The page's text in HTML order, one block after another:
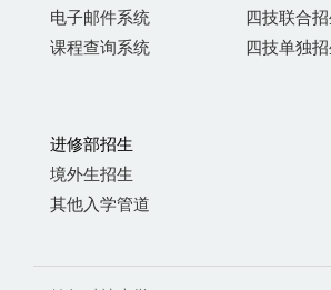
电子邮件系统
课程查询系统
四技联合
四技单独
进修部招生
境外生招生
其他入学管道